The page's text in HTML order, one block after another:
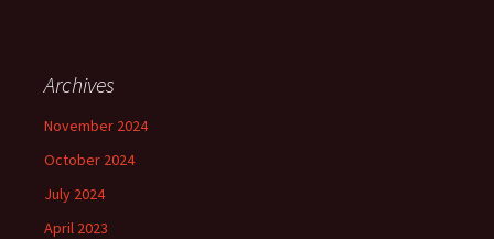
Archives
November 2024
October 2024
July 2024
April 2023